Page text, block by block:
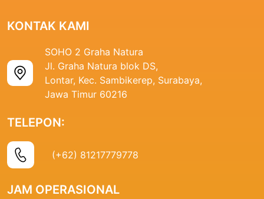
KONTAK KAMI
SOHO 2 Graha Natura
Jl. Graha Natura blok DS,
Lontar, Kec. Sambikerep, Surabaya,
Jawa Timur 60216
TELEPON:
(+62) 81217779778
JAM OPERASIONAL